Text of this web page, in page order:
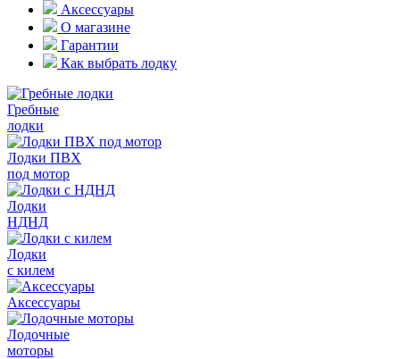
Аксессуары
О магазине
Гарантии
Как выбрать лодку
Гребные
лодки
Лодки ПВХ
под мотор
Лодки
НДНД
Лодки
с килем
Аксессуары
Лодочные
моторы